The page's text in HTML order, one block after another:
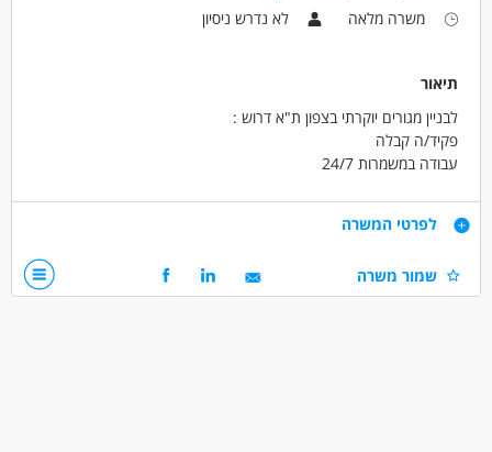
משרה מלאה
לא נדרש ניסיון
תיאור
לבניין מגורים יוקרתי בצפון ת"א דרוש :
פקיד/ה קבלה
עבודה במשמרות 24/7
* תנאים טובים למתאימים
* אין צורך בניסיון קודם
* ניתן ללמוד במקום ( לסטודנטים )
דרישות
יחסי אנוש
לפרטי המשרה
שמור משרה